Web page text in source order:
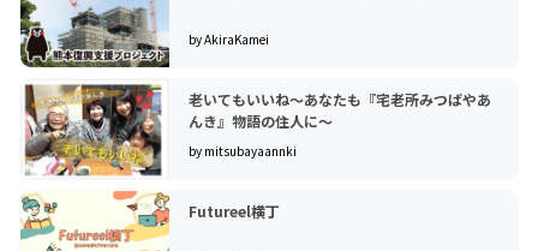
by AkiraKamei
老いてもいいね〜あなたも『宅老所みつばやあ
んき』物語の住人に〜
by mitsubayaannki
Futureel横丁